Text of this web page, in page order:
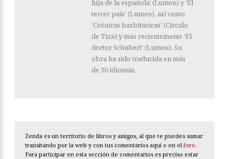
hija de la española' (Lumen) y 'El
tercer país' (Lumen), así como
'Crónicas barbitúricas' (Círculo
de Tiza) y más recientemente 'El
doctor Schubert' (Lumen). Su
obra ha sido traducida en más
de 30 idiomas.
Zenda es un territorio de libros y amigos, al que te puedes sumar
transitando por la web y con tus comentarios aquí o en el foro.
Para participar en esta sección de comentarios es preciso estar